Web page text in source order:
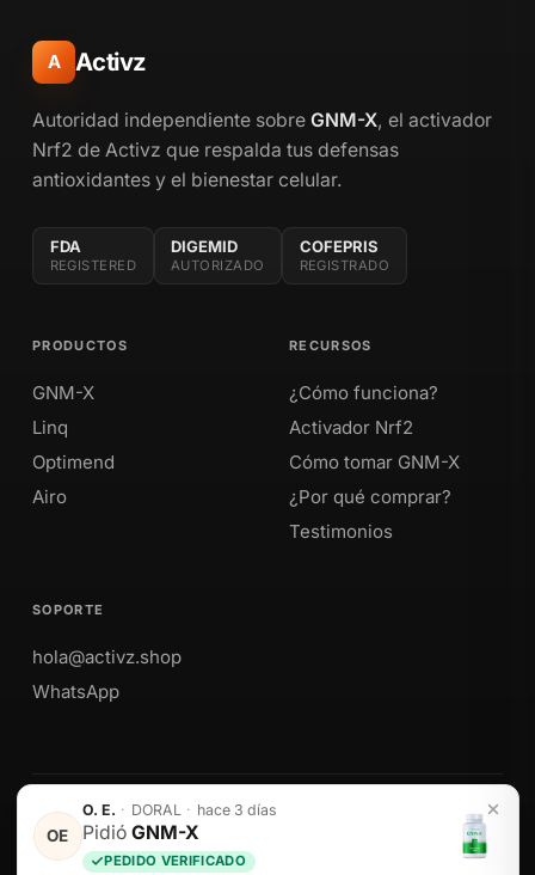
OE
O. E. · DORAL · hace 3 días
Pidió GNM-X
PEDIDO VERIFICADO
A Activz
Autoridad independiente sobre GNM-X, el activador
Nrf2 de Activz que respalda tus defensas
antioxidantes y el bienestar celular.
FDA
REGISTERED
DIGEMID
AUTORIZADO
COFEPRIS
REGISTRADO
PRODUCTOS
GNM-X
Linq
Optimend
Airo
RECURSOS
¿Cómo funciona?
Activador Nrf2
Cómo tomar GNM-X
¿Por qué comprar?
Testimonios
SOPORTE
hola@activz.shop
WhatsApp
Envíos a Perú · México · EE. UU. · Colombia · Ecuador